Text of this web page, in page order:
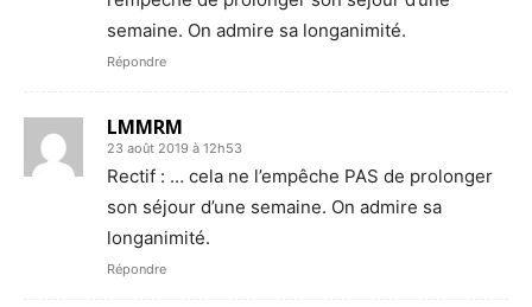
semaine. On admire sa longanimité.
Répondre
LMMRM
23 août 2019 à 12h53
Rectif : … cela ne l’empêche PAS de prolonger
son séjour d’une semaine. On admire sa
longanimité.
Répondre